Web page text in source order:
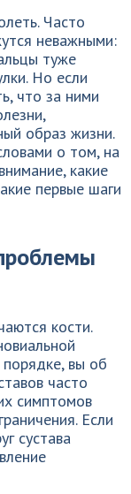
Часто
неважными:
туже
Но если
что за ними
образ жизни.
о том, на
какие
первые шаги
кости.
вы об
часто
симптомов
Если
сустава